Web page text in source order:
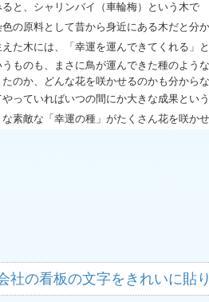
と、シャリンバイ（車輪梅）という木で
の原料として昔から身近にある木だと分か
た木には、「幸運を運んできてくれる」
うものも、まさに鳥が運んできた種のよう
のか、どんな花を咲かせるのかも分から
っていればいつの間にか大きな成果とい
素敵な「幸運の種」がたくさん花を咲かせ
の看板の文字をきれいに貼